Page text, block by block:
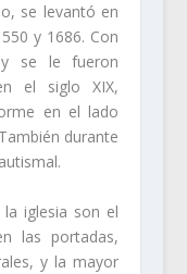
se levantó en
y 1686. Con
se le fueron
el siglo XIX,
en el lado
durante
iglesia son el
las portadas,
y la mayor